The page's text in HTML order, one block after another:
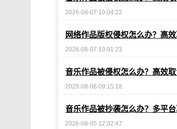
2026-08-07 10:04:22
网络作品版权侵权怎么办？高
2026-08-07 10:01:23
音乐作品被侵权怎么办？高效
2026-08-06 09:15:18
音乐作品被抄袭怎么办？多平
2026-08-05 12:02:47